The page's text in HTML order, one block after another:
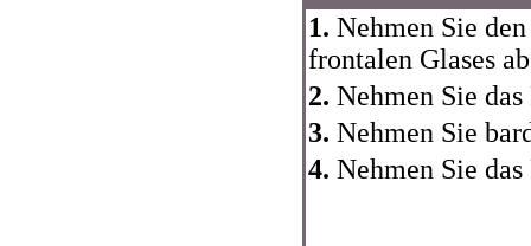
1. Nehmen Sie
frontalen Glases
2. Nehmen Sie
3. Nehmen Sie
4. Nehmen Sie